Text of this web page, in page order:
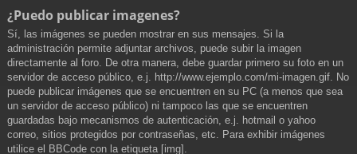
¿Puedo publicar imagenes?
Sí, las imágenes se pueden mostrar en sus mensajes. Si la
administración permite adjuntar archivos, puede subir la imagen
directamente al foro. De otra manera, debe guardar primero su foto en un
servidor de acceso público, e.j. http://www.ejemplo.com/mi-imagen.gif. No
puede publicar imágenes que se encuentren en su PC (a menos que sea
un servidor de acceso público) ni tampoco las que se encuentren
guardadas bajo mecanismos de autenticación, e.j. hotmail o yahoo
correo, sitios protegidos por contraseñas, etc. Para exhibir imágenes
utilice el BBCode con la etiqueta [img].